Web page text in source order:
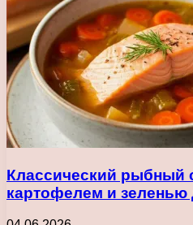
Классический рыбный
картофелем и